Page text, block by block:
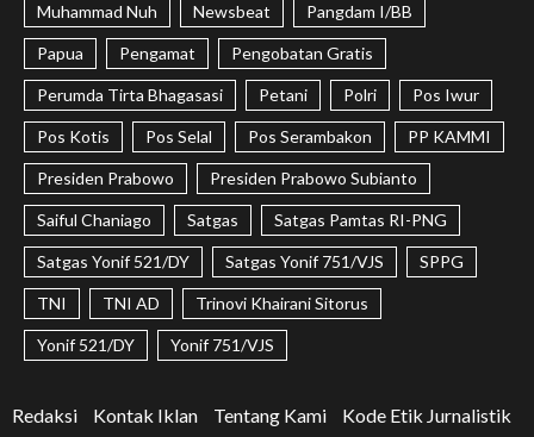
Muhammad Nuh Newsbeat Pangdam I/BB
Papua Pengamat Pengobatan Gratis
Perumda Tirta Bhagasasi Petani Polri Pos Iwur
Pos Kotis Pos Selal Pos Serambakon PP KAMMI
Presiden Prabowo Presiden Prabowo Subianto
Saiful Chaniago Satgas Satgas Pamtas RI-PNG
Satgas Yonif 521/DY Satgas Yonif 751/VJS SPPG
TNI TNI AD Trinovi Khairani Sitorus
Yonif 521/DY Yonif 751/VJS
Redaksi Kontak Iklan Tentang Kami
Kode Etik Jurnalistik